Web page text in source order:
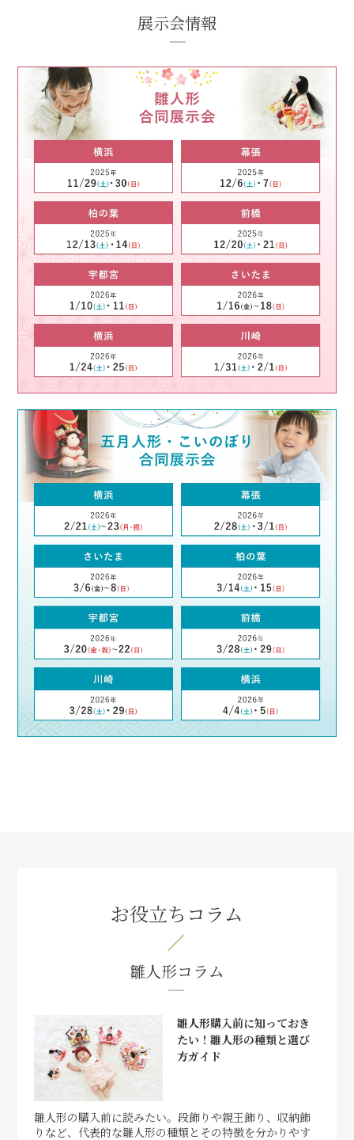
展示会情報
お役立ちコラム
雛人形コラム
雛人形購入前に知っておき
たい！雛人形の種類と選び
方ガイド
雛人形の購入前に読みたい。段飾りや親王飾り、収納飾
りなど、代表的な雛人形の種類とその特徴を分かりやす